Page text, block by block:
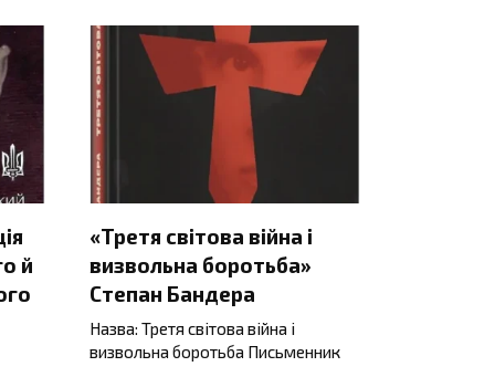
й
«Третя світова війна і
визвольна боротьба»
Степан Бандера
Назва: Третя світова війна і
визвольна боротьба Письменник